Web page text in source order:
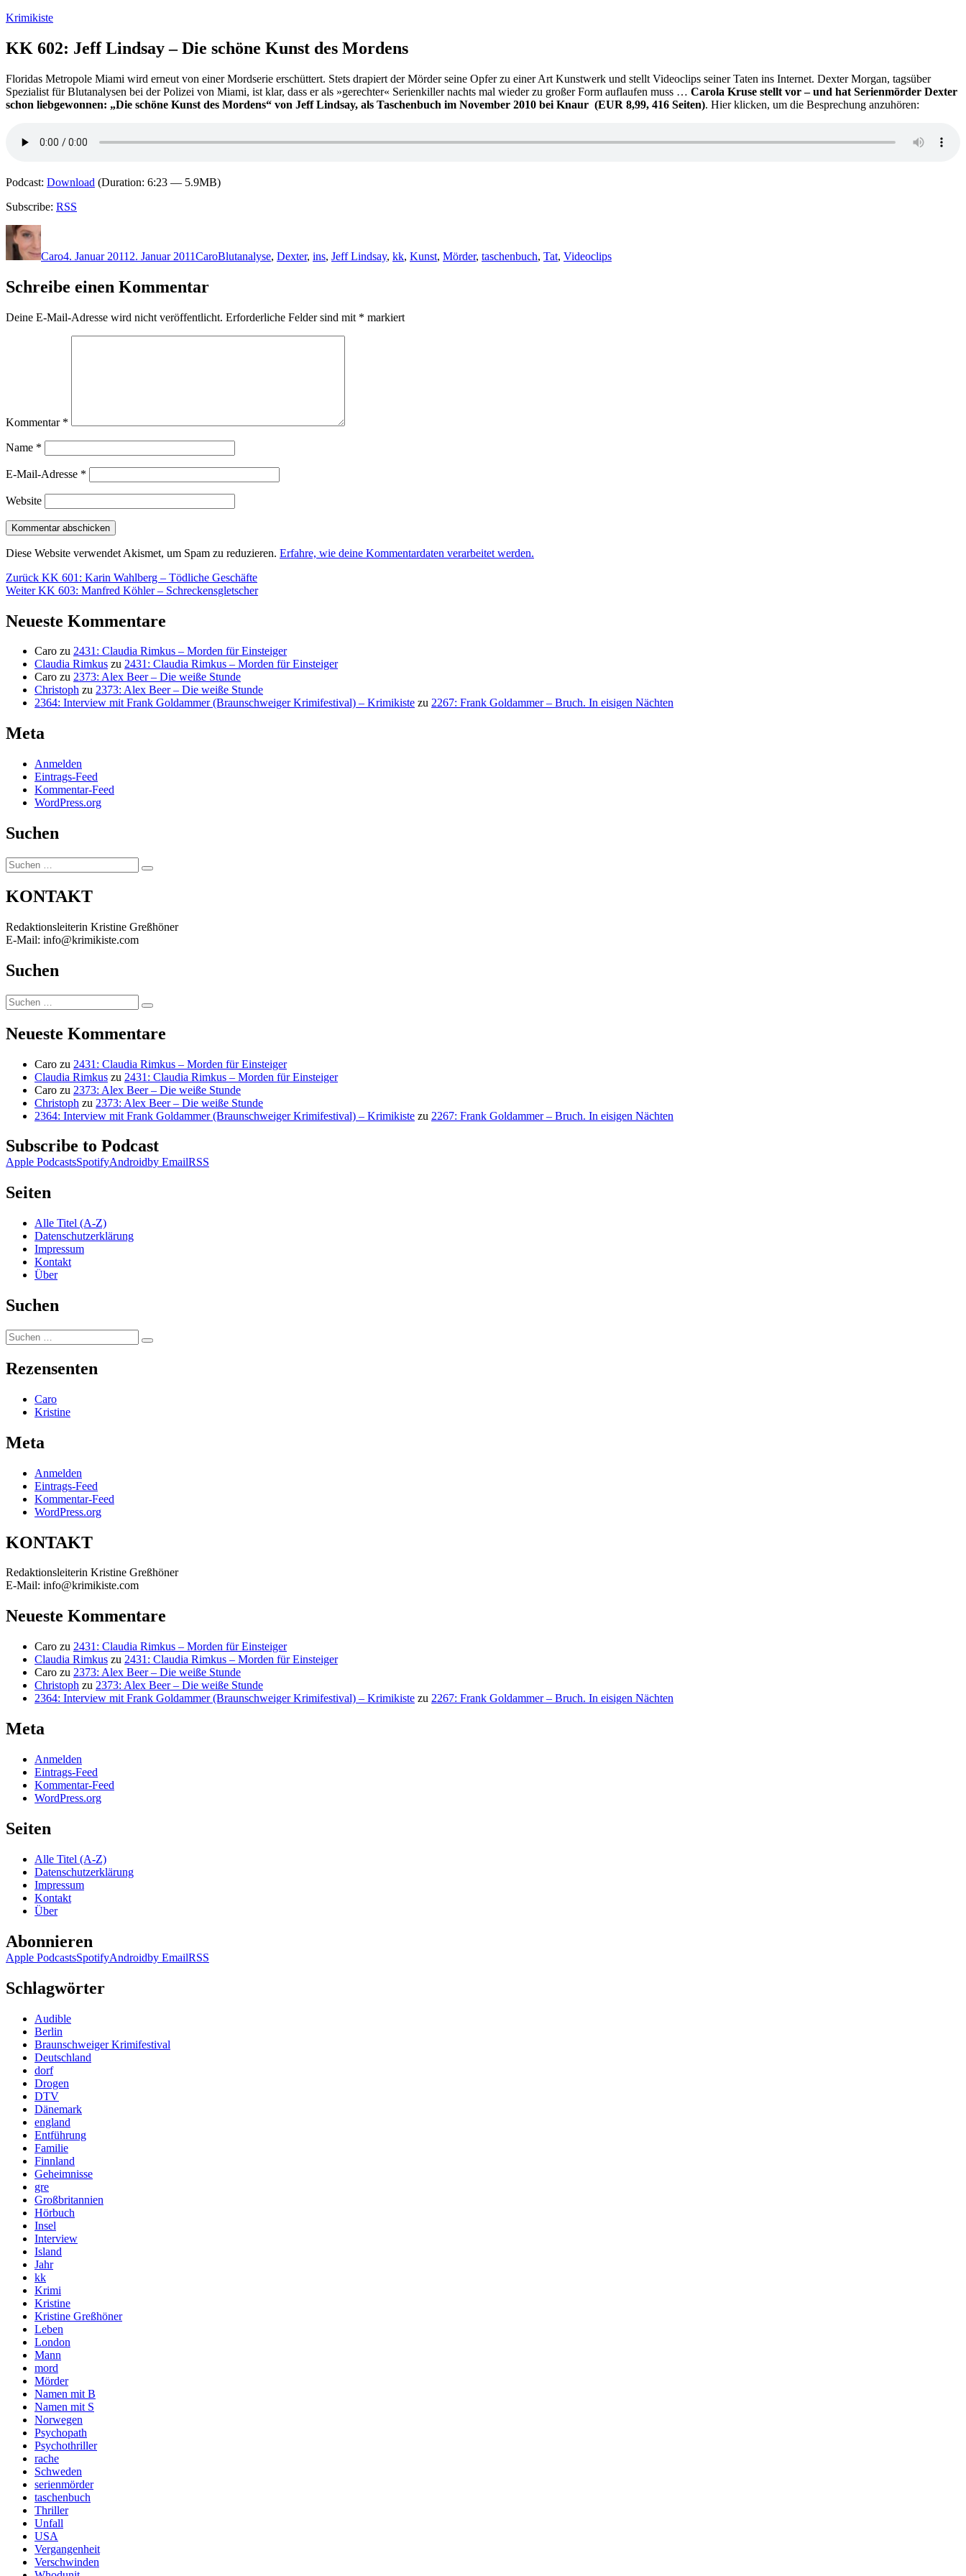
Zum
springen
Krimikiste
KK 602: Jeff Lindsay – Die schöne Kunst des Mordens
Floridas Metropole Miami wird erneut von einer Mordserie erschüttert. Stets drapiert der Mörder seine Opfer zu einer Art Kunstwerk und stellt Videoclips seiner Taten ins Internet. Dexter Morgan, tagsüber
Spezialist für Blutanalysen bei der Polizei von Miami, ist klar, dass er als »gerechter« Serienkiller nachts mal wieder zu großer Form auflaufen muss … Carola Kruse stellt vor – und hat Serienmörder Dexter
schon liebgewonnen: „Die schöne Kunst des Mordens“ von Jeff Lindsay, als Taschenbuch im November 2010 bei Knaur (EUR 8,99, 416 Seiten). Hier klicken, um die Besprechung anzuhören:
Podcast: Download (Duration: 6:23 — 5.9MB)
Subscribe: RSS
Autor
Caro4. Januar 2011 2. Januar 2011CaroBlutanalyse, Dexter, ins, Jeff Lindsay, kk, Kunst, Mörder, taschenbuch, Tat, Videoclips
Schreibe einen Kommentar
Deine E-Mail-Adresse wird nicht veröffentlicht. Erforderliche Felder sind mit * markiert
Kommentar *
Name *
E-Mail-Adresse *
Website
Diese Website verwendet Akismet, um Spam zu reduzieren. Erfahre, wie deine Kommentardaten verarbeitet werden.
Beitragsnavigation
Zurück Vorheriger
Beitrag:
KK 601: Karin Wahlberg – Tödliche Geschäfte
Weiter Nächster
KK 603: Manfred Köhler – Schreckensgletscher
Neueste Kommentare
Caro zu 2431: Claudia Rimkus – Morden für Einsteiger
Claudia Rimkus zu 2431: Claudia Rimkus – Morden für Einsteiger
Caro zu 2373: Alex Beer – Die weiße Stunde
Christoph zu 2373: Alex Beer – Die weiße Stunde
2364: Interview mit Frank Goldammer (Braunschweiger Krimifestival) – Krimikiste zu 2267: Frank Goldammer – Bruch. In eisigen Nächten
Meta
Anmelden
Eintrags-Feed
Kommentar-Feed
WordPress.org
Suchen
Suchen
nach:
Suchen
KONTAKT
Redaktionsleiterin Kristine Greßhöner
E-Mail: info@krimikiste.com
Suchen
Suchen
nach:
Suchen
Neueste Kommentare
Caro zu 2431: Claudia Rimkus – Morden für Einsteiger
Claudia Rimkus zu 2431: Claudia Rimkus – Morden für Einsteiger
Caro zu 2373: Alex Beer – Die weiße Stunde
Christoph zu 2373: Alex Beer – Die weiße Stunde
2364: Interview mit Frank Goldammer (Braunschweiger Krimifestival) – Krimikiste zu 2267: Frank Goldammer – Bruch. In eisigen Nächten
Subscribe to Podcast
Apple PodcastsSpotifyAndroidby EmailRSS
Seiten
Alle Titel (A-Z)
Datenschutzerklärung
Impressum
Kontakt
Über
Suchen
Suchen
nach:
Suchen
Rezensenten
Caro
Kristine
Meta
Anmelden
Eintrags-Feed
Kommentar-Feed
WordPress.org
KONTAKT
Redaktionsleiterin Kristine Greßhöner
E-Mail: info@krimikiste.com
Neueste Kommentare
Caro zu 2431: Claudia Rimkus – Morden für Einsteiger
Claudia Rimkus zu 2431: Claudia Rimkus – Morden für Einsteiger
Caro zu 2373: Alex Beer – Die weiße Stunde
Christoph zu 2373: Alex Beer – Die weiße Stunde
2364: Interview mit Frank Goldammer (Braunschweiger Krimifestival) – Krimikiste zu 2267: Frank Goldammer – Bruch. In eisigen Nächten
Meta
Anmelden
Eintrags-Feed
Kommentar-Feed
WordPress.org
Seiten
Alle Titel (A-Z)
Datenschutzerklärung
Impressum
Kontakt
Über
Abonnieren
Apple PodcastsSpotifyAndroidby EmailRSS
Schlagwörter
Audible
Berlin
Braunschweiger Krimifestival
Deutschland
dorf
Drogen
DTV
Dänemark
england
Entführung
Familie
Finnland
Geheimnisse
gre
Großbritannien
Hörbuch
Insel
Interview
Island
Jahr
kk
Krimi
Kristine
Kristine Greßhöner
Leben
London
Mann
mord
Mörder
Namen mit B
Namen mit S
Norwegen
Psychopath
Psychothriller
rache
Schweden
serienmörder
taschenbuch
Thriller
Unfall
USA
Vergangenheit
Verschwinden